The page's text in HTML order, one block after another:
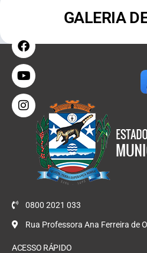
GALERIA
0800 2021 033
Rua Professora Ana Ferreira de
ACESSO RÁPIDO